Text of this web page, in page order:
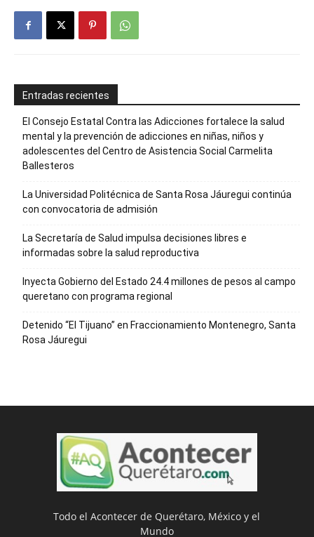
Entradas recientes
El Consejo Estatal Contra las Adicciones fortalece la salud
mental y la prevención de adicciones en niñas, niños y
adolescentes del Centro de Asistencia Social Carmelita
Ballesteros
La Universidad Politécnica de Santa Rosa Jáuregui continúa
con convocatoria de admisión
La Secretaría de Salud impulsa decisiones libres e
informadas sobre la salud reproductiva
Inyecta Gobierno del Estado 24.4 millones de pesos al campo
queretano con programa regional
Detenido “El Tijuano” en Fraccionamiento Montenegro, Santa
Rosa Jáuregui
Todo el Acontecer de Querétaro, México y el
Mundo